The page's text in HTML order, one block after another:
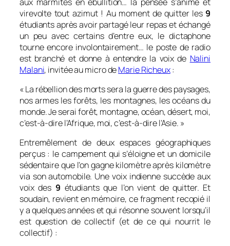
virevolte tout azimut ! Au moment de quitter les 9
étudiants après avoir partagé leur repas et échangé
un peu avec certains d’entre eux, le dictaphone
tourne encore involontairement… le poste de radio
est branché et donne à entendre la voix de Nalini
Malani, invitée au micro deMarie Richeux:
«La rébellion des morts sera la guerre des paysages,
nos armes les forêts, les montagnes, les océans du
monde. Je serai forêt, montagne, océan, désert, moi,
c’est-à-dire l’Afrique, moi, c’est-à-dire l’Asie. »
Entremêlement de deux espaces géographiques
perçus : le campement qui s’éloigne et un domicile
sédentaire que l’on gagne kilomètre après kilomètre
via son automobile. Une voix indienne succède aux
voix des 9 étudiants que l’on vient de quitter. Et
soudain, revient en mémoire, ce fragment recopié il
y a quelques années et qui résonne souvent lorsqu’il
est question de collectif (et de ce qui nourrit le
collectif) :